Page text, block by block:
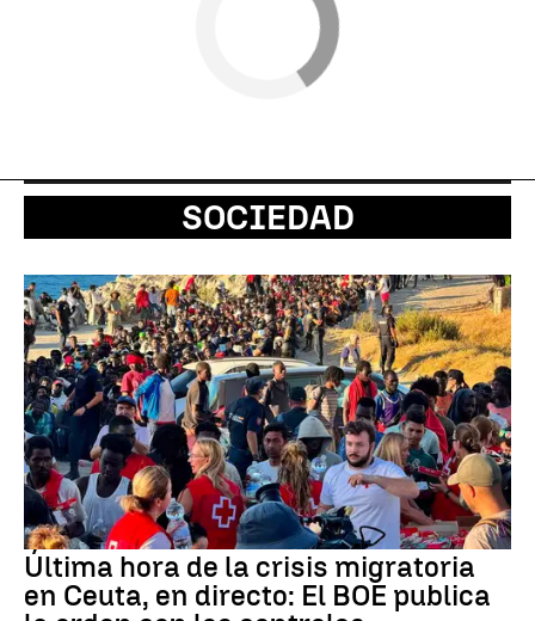
SOCIEDAD
Última hora de la crisis migratoria
en Ceuta, en directo: El BOE publica